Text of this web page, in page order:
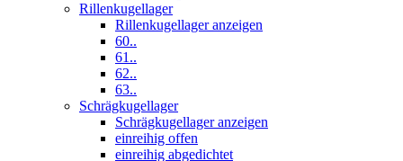
Rillenkugellager
Rillenkugellager anzeigen
60..
61..
62..
63..
Schrägkugellager
Schrägkugellager anzeigen
einreihig offen
einreihig abgedichtet